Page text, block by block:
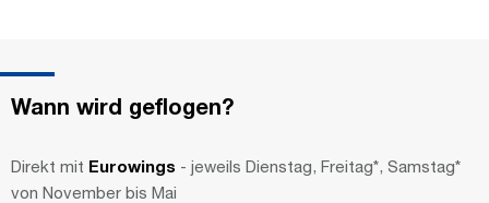
Wann wird geflogen?
Direkt mit Eurowings - jeweils Dienstag, Freitag*, Samstag*
von November bis Mai